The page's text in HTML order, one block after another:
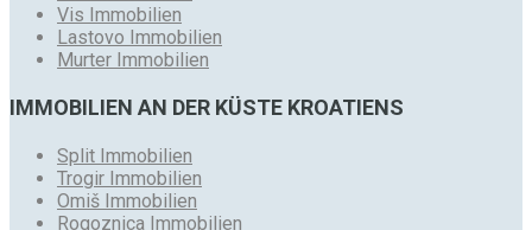
Vis Immobilien
Lastovo Immobilien
Murter Immobilien
IMMOBILIEN AN DER KÜSTE KROATIENS
Split Immobilien
Trogir Immobilien
Omiš Immobilien
Rogoznica Immobilien